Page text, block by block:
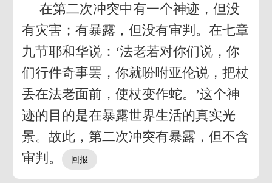
在第二次冲突中有一个神迹，但没
有灾害；有暴露，但没有审判。在七章
九节耶和华说：‘法老若对你们说，你
们行件奇事罢，你就吩咐亚伦说，把杖
丢在法老面前，使杖变作蛇。’这个神
迹的目的是在暴露世界生活的真实光
景。故此，第二次冲突有暴露，但不含
审判。